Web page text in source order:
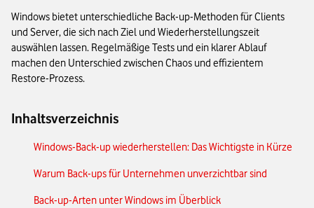
Windows bietet unterschiedliche Back-up-Methoden für Clients
und Server, die sich nach Ziel und Wiederherstellungszeit
auswählen lassen. Regelmäßige Tests und ein klarer Ablauf
machen den Unterschied zwischen Chaos und effizientem
Restore-Prozess.
Inhaltsverzeichnis
Windows-Back-up wiederherstellen: Das Wichtigste in Kürze
Warum Back-ups für Unternehmen unverzichtbar sind
Back-up-Arten unter Windows im Überblick